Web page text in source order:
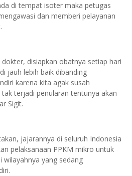
di tempat isoter maka petugas
dan memberi pelayanan
disiapkan obatnya setiap hari
jauh lebih baik dibanding
karena kita agak susah
terjadi penularan tentunya akan
Sigit.
jajarannya di seluruh Indonesia
pelaksanaan PPKM mikro untuk
yang sedang